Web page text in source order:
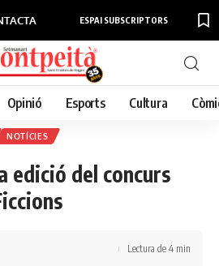
ESPAI SUBSCRIPTORS
Opinió Esports Cultura
NOTÍCIES
edició del concurs
Lectura de 4 min